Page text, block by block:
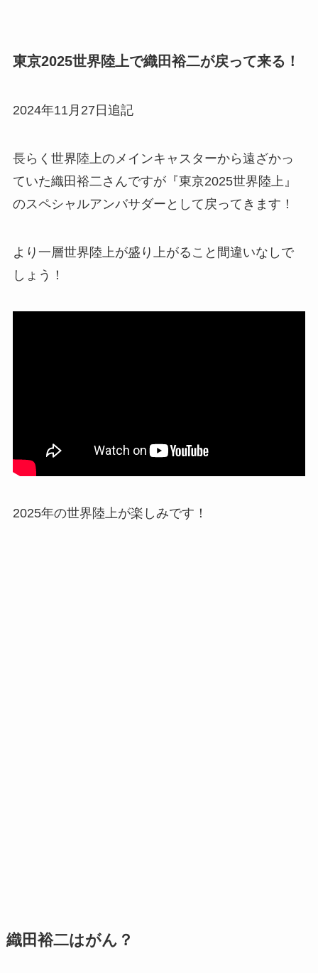
東京2025世界陸上で織田裕二が戻って来る！
2024年11月27日追記
長らく世界陸上のメインキャスターから遠ざかっ
ていた織田裕二さんですが『東京2025世界陸上』
のスペシャルアンバサダーとして戻ってきます！
より一層世界陸上が盛り上がること間違いなしで
しょう！
2025年の世界陸上が楽しみです！
織田裕二はがん？